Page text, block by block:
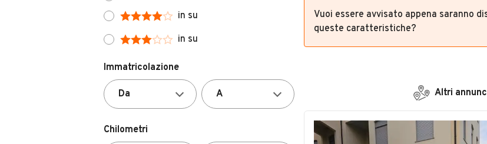
in su
in su
Immatricolazione
Chilometri
Vuoi essere avvisato appena saranno
queste caratteristiche?
Altri